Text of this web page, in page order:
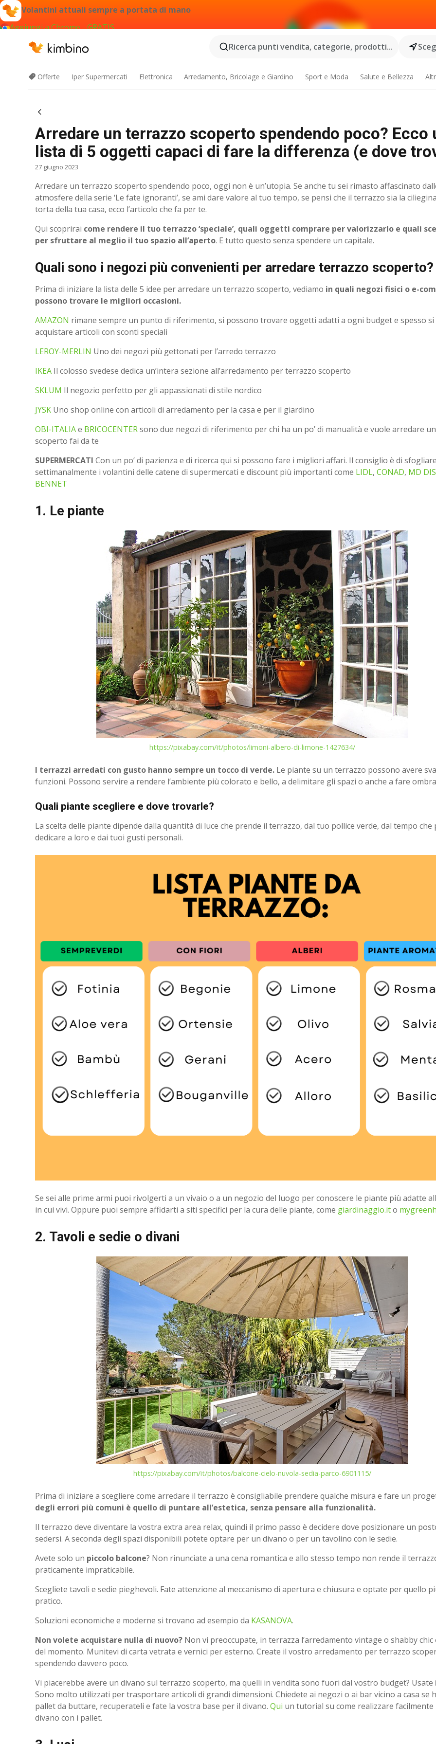
Volantini attuali sempre a portata di mano
Aggiungi a Chrome - GRATIS
Ricerca punti vendita, categorie, prodotti...
Offerte Iper Supermercati Elettronica Arredamento, Bricolage e Giardino Sport e Moda Salute e Bellezza
Arredare un terrazzo scoperto spendendo poco? Ecco
lista di 5 oggetti capaci di fare la differenza (e dove
27 giugno 2023
Arredare un terrazzo scoperto spendendo poco, oggi non è un’utopia. Se anche tu sei rimasto affascinato
atmosfere della serie ‘Le fate ignoranti’, se ami dare valore al tuo tempo, se pensi che il terrazzo sia la
torta della tua casa, ecco l’articolo che fa per te.
Qui scoprirai come rendere il tuo terrazzo ‘speciale’, quali oggetti comprare per valorizzarlo e quali
per sfruttare al meglio il tuo spazio all’aperto. E tutto questo senza spendere un capitale.
Quali sono i negozi più convenienti per arredare terrazzo scoperto?
Prima di iniziare la lista delle 5 idee per arredare un terrazzo scoperto, vediamo in quali negozi fisici o e-
possono trovare le migliori occasioni.
AMAZON rimane sempre un punto di riferimento, si possono trovare oggetti adatti a ogni budget e spesso
acquistare articoli con sconti speciali
LEROY-MERLIN Uno dei negozi più gettonati per l’arredo terrazzo
IKEA Il colosso svedese dedica un’intera sezione all’arredamento per terrazzo scoperto
SKLUM Il negozio perfetto per gli appassionati di stile nordico
JYSK Uno shop online con articoli di arredamento per la casa e per il giardino
OBI-ITALIAe BRICOCENTERsono due negozi di riferimento per chi ha un po’ di manualità e vuole arredare
scoperto fai da te
SUPERMERCATI Con un po’ di pazienza e di ricerca qui si possono fare i migliori affari. Il consiglio è di sfogliare
settimanalmente i volantini delle catene di supermercati e discount più importanti come LIDL, CONAD, MD
BENNET
1. Le piante
https://pixabay.com/it/photos/limoni-albero-di-limone-1427634/
I terrazzi arredati con gusto hanno sempre un tocco di verde. Le piante su un terrazzo possono avere
funzioni. Possono servire a rendere l’ambiente più colorato e bello, a delimitare gli spazi o anche a fare
Quali piante scegliere e dove trovarle?
La scelta delle piante dipende dalla quantità di luce che prende il terrazzo, dal tuo pollice verde, dal tempo che
dedicare a loro e dai tuoi gusti personali.
Se sei alle prime armi puoi rivolgerti a un vivaio o a un negozio del luogo per conoscere le piante più adatte
in cui vivi. Oppure puoi sempre affidarti a siti specifici per la cura delle piante, come giardinaggio.ito
2. Tavoli e sedie o divani
https://pixabay.com/it/photos/balcone-cielo-nuvola-sedia-parco-6901115/
Prima di iniziare a scegliere come arredare il terrazzo è consigliabile prendere qualche misura e fare un
degli errori più comuni è quello di puntare all’estetica, senza pensare alla funzionalità.
Il terrazzo deve diventare la vostra extra area relax, quindi il primo passo è decidere dove posizionare un
sedersi. A seconda degli spazi disponibili potete optare per un divano o per un tavolino con le sedie.
Avete solo un piccolo balcone? Non rinunciate a una cena romantica e allo stesso tempo non rende il
praticamente impraticabile.
Scegliete tavoli e sedie pieghevoli. Fate attenzione al meccanismo di apertura e chiusura e optate per quello
pratico.
Soluzioni economiche e moderne si trovano ad esempio da KASANOVA.
Non volete acquistare nulla di nuovo? Non vi preoccupate, in terrazza l’arredamento vintage o shabby chic
del momento. Munitevi di carta vetrata e vernici per esterno. Create il vostro arredamento per terrazzo
spendendo davvero poco.
Vi piacerebbe avere un divano sul terrazzo scoperto, ma quelli in vendita sono fuori dal vostro budget? Usate
Sono molto utilizzati per trasportare articoli di grandi dimensioni. Chiedete ai negozi o ai bar vicino a casa se
pallet da buttare, recuperateli e fate la vostra base per il divano. Qui un tutorial su come realizzare facilmente
divano con i pallet.